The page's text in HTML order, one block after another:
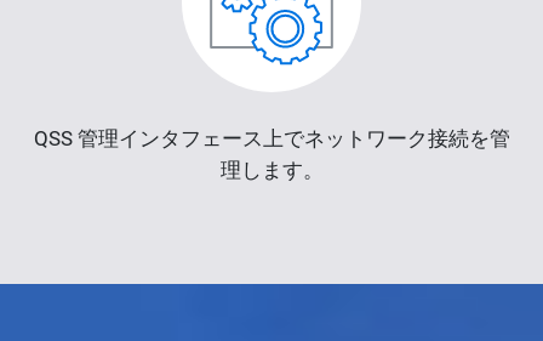
QSS 管理インタフェース上でネットワーク接続を管
理します。